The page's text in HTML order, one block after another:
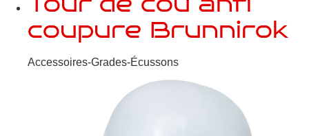
coupure Brunnirok
Accessoires-Grades-Écussons